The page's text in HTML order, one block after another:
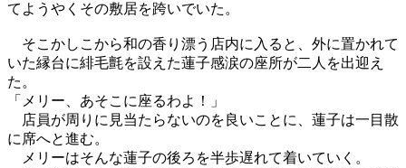
てようやくその敷居を跨いでいた。
そこかしこから和の香り漂う店内に入ると、外に置かれて
いた縁台に緋毛氈を設えた蓮子感涙の座所が二人を出迎え
た。
「メリー、あそこに座るわよ！」
店員が周りに見当たらないのを良いことに、蓮子は一目散
に席へと進む。
メリーはそんな蓮子の後ろを半歩遅れて着いていく。